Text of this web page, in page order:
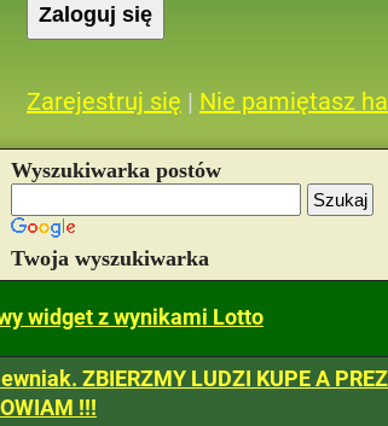
Zarejestruj się | Nie pamiętasz
Wyszukiwarka postów
Twoja wyszukiwarka
widget z wynikami Lotto
ZBIERZMY LUDZI KUPE A
!!!